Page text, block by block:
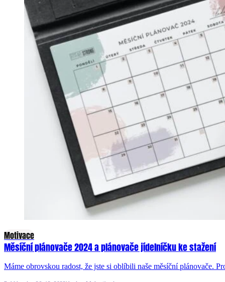
Motivace
Měsíční plánovače 2024 a plánovače jídelníčku ke stažení
Máme obrovskou radost, že jste si oblíbili naše měsíční plánovače.